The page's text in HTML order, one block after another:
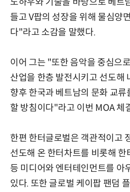
들고 V팝의 성장을 위해 물심양
다"라고 소감을 말했다.
이어 그는 "또한 음악을 중심으
산업을 한층 발전시키고 선도해
향후 한국과 베트남의 문화 교류
할 방침이다"라고 이번 MOA 체
한편 한터글로벌은 객관적이고
선도해 온 한터차트를 비롯해
등 미디어와 엔터테인먼트를 아
있다. 또한 글로벌 케이팝 팬덤